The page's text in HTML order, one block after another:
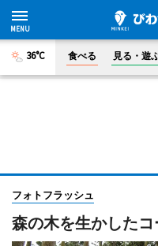
36°C 食べる 見る・遊
フォトフラッシュ
森の木を生かしたコ